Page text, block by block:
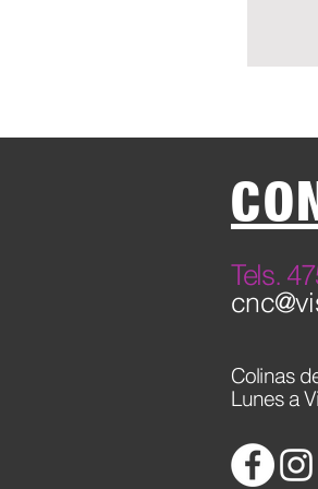
​Tels.
Colinas
Lunes a